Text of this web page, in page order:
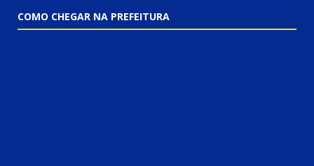
COMO CHEGAR NA PREFEITURA